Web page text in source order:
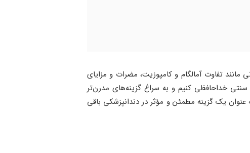
مانند تفاوت آمالگام و کامپوزیت، مضرات و مزایای
خداحافظی کنیم و به سراغ گزینه‌های مدرن‌تر
عنوان یک گزینه مطمئن و مؤثر در دندانپزشکی باقی